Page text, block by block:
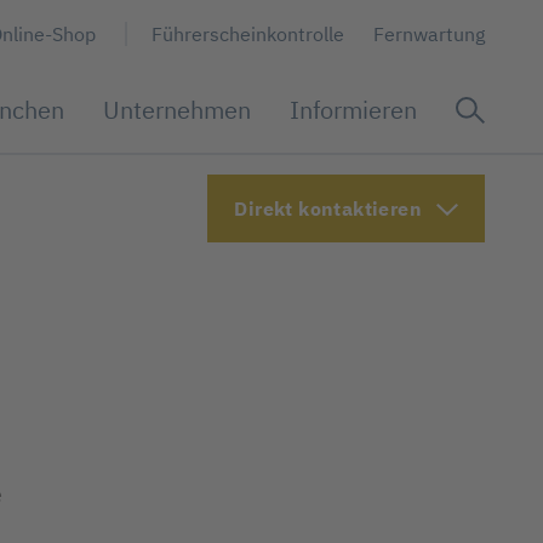
Shop Führerscheinkontrolle Fernwartung
Seminare & Schulungen
Bus & ÖPNV
Unternehmen
Kontakt
Informieren
Häufige Fragen
Direkt kontaktieren